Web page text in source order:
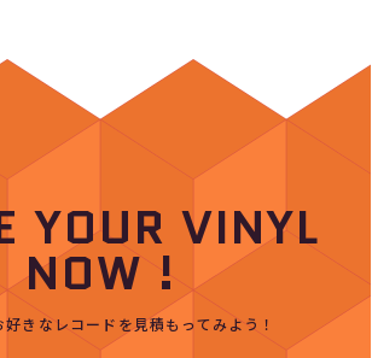
YOUR VINYL
NOW !
好きなレコードを見積もってみよう！